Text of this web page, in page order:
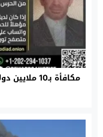
مكافأة